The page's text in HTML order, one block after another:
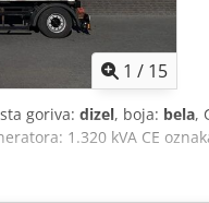
1 / 15
goriva: dizel, boja: bela,
1.320 kVA CE